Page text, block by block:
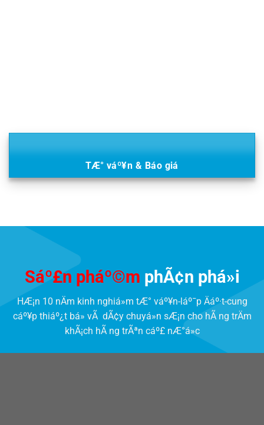
TÆ° váº¥n & Báo giá
Sáº£n pháº©m phÃ¢n phá»i
HÆ¡n 10 nÄm kinh nghiá»m tÆ° váº¥n-láº¯p Äáº·t-cung
cáº¥p thiáº¿t bá» vÃ dÃ¢y chuyá»n sÆ¡n cho hÃ ng trÄm
khÃ¡ch hÃ ng trÃªn cáº£ nÆ°á»c